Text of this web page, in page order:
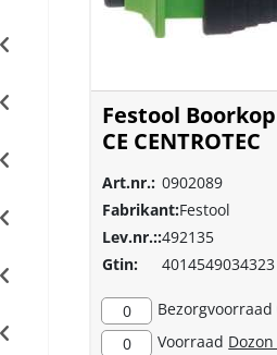
Festool
CE CENTROTEC
Art.nr.: 0902089
Fabrikant:Festool
Lev.nr.::492135
Gtin:
4014549034323
0
Bezorgvoorraad
0
Voorraad Dozon